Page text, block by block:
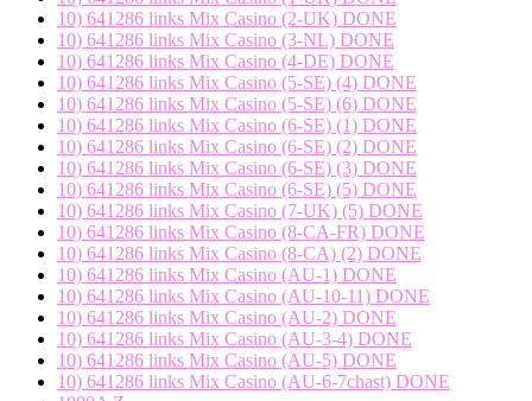
10) 641286 links Mix Casino (2-UK) DONE
10) 641286 links Mix Casino (3-NL) DONE
10) 641286 links Mix Casino (4-DE) DONE
10) 641286 links Mix Casino (5-SE) (4) DONE
10) 641286 links Mix Casino (5-SE) (6) DONE
10) 641286 links Mix Casino (6-SE) (1) DONE
10) 641286 links Mix Casino (6-SE) (2) DONE
10) 641286 links Mix Casino (6-SE) (3) DONE
10) 641286 links Mix Casino (6-SE) (5) DONE
10) 641286 links Mix Casino (7-UK) (5) DONE
10) 641286 links Mix Casino (8-CA-FR) DONE
10) 641286 links Mix Casino (8-CA) (2) DONE
10) 641286 links Mix Casino (AU-1) DONE
10) 641286 links Mix Casino (AU-10-11) DONE
10) 641286 links Mix Casino (AU-2) DONE
10) 641286 links Mix Casino (AU-3-4) DONE
10) 641286 links Mix Casino (AU-5) DONE
10) 641286 links Mix Casino (AU-6-7chast) DONE